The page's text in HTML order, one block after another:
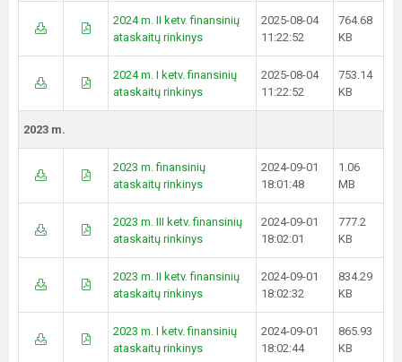
2024 m. II ketv. finansinių
ataskaitų rinkinys
2025-08-04
11:22:52
764.68
KB
2024 m. I ketv. finansinių
ataskaitų rinkinys
2025-08-04
11:22:52
753.14
KB
2023 m.
2023 m. finansinių
ataskaitų rinkinys
2024-09-01
18:01:48
1.06
MB
2023 m. III ketv. finansinių
ataskaitų rinkinys
2024-09-01
18:02:01
777.2
KB
2023 m. II ketv. finansinių
ataskaitų rinkinys
2024-09-01
18:02:32
834.29
KB
2023 m. I ketv. finansinių
ataskaitų rinkinys
2024-09-01
18:02:44
865.93
KB